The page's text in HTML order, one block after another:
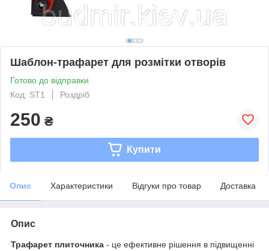
Шаблон-трафарет для розмітки отворів
Готово до відправки
Код: ST1
Роздріб
250 ₴
Купити
Опис Характеристики Відгуки про товар Доставка
Опис
Трафарет плиточника - це ефективне рішення в підвищенні